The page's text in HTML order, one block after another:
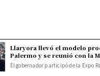
Llaryora llevó el modelo
Palermo y se reunió con la
El gobernador participó de la Expo